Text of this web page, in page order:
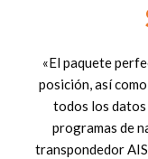
«El paquete
posición, así
todos los datos
programas de
transpondedor